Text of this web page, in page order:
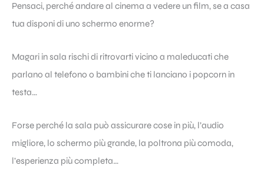
Pensaci, perché andare al cinema a vedere un film, se a casa
tua disponi di uno schermo enorme?
Magari in sala rischi di ritrovarti vicino a maleducati che
parlano al telefono o bambini che ti lanciano i popcorn in
testa…
Forse perché la sala può assicurare cose in più, l’audio
migliore, lo schermo più grande, la poltrona più comoda,
l’esperienza più completa…